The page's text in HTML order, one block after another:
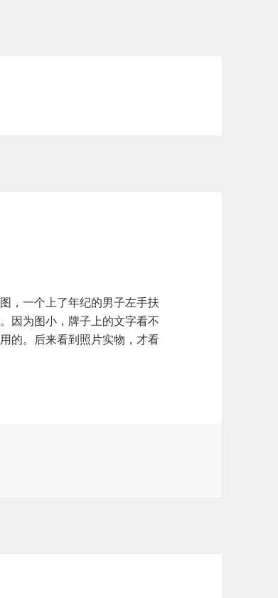
，一个上了年纪的男子左手扶
因为图小，牌子上的文字看不
的。后来看到照片实物，才看